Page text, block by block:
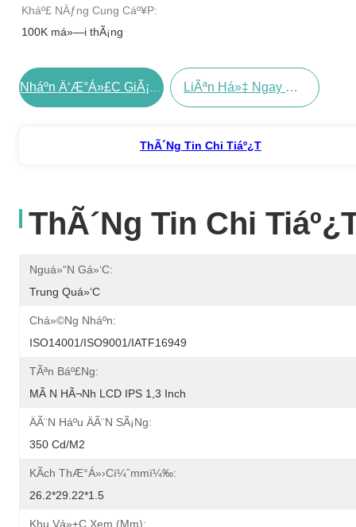
Kháº£ NÄƒng Cung Cáº¥p:
100K má»—i thÃ¡ng
LiÃªn Há»‡ Ngay BÃ¢y Giá»
ThÃ´ng Tin Chi Tiáº¿t
ThÃ´ng Tin Chi
Nguá»“n Gá»‘c:
Trung Quá»‘c
Chá»©ng Nháº­n:
ISO14001/ISO9001/IATF16949
TÃªn Báº£ng:
MÃ N HÃ¬nh LCD IPS 1,3 Inch
ÄÃ¨n Háº­u ÄÃ¨n SÃ¡ng:
350 Cd/m2
KÃ­ch ThÆ°á»›cï¼ˆmmï¼‰:
26.2*29.22*1.5
Khu Vá»±c Xem (mm):